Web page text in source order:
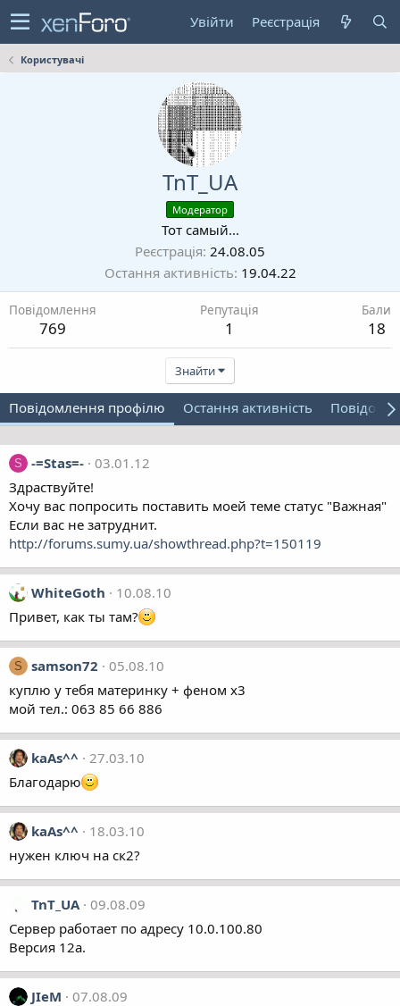
Увійти Реєстрація
Користувачі
TnT_UA
Модератор
Тот самый...
Реєстрація 24.08.05
Остання активність 19.04.22
Повідомлення
769
Репутація
1
Бали
18
Знайти
Повідомлення профілю Остання активність
S -=Stas=- 03.01.12
Здраствуйте!
Хочу вас попросить поставить моей теме статус "Важная"
Если вас не затруднит.
http://forums.sumy.ua/showthread.php?t=150119
WhiteGoth
10.08.10
Привет, как ты там?
S samson72
05.08.10
куплю у тебя материнку + феном х3
мой тел.: 063 85 66 886
kaAs^^
27.03.10
Благодарю
kaAs^^
18.03.10
нужен ключ на ск2?
TnT_UA 09.08.09
Сервер работает по адресу 10.0.100.80
Версия 12а.
JIeM
07.08.09